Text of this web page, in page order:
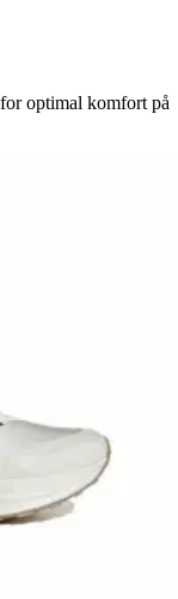
optimal komfort på